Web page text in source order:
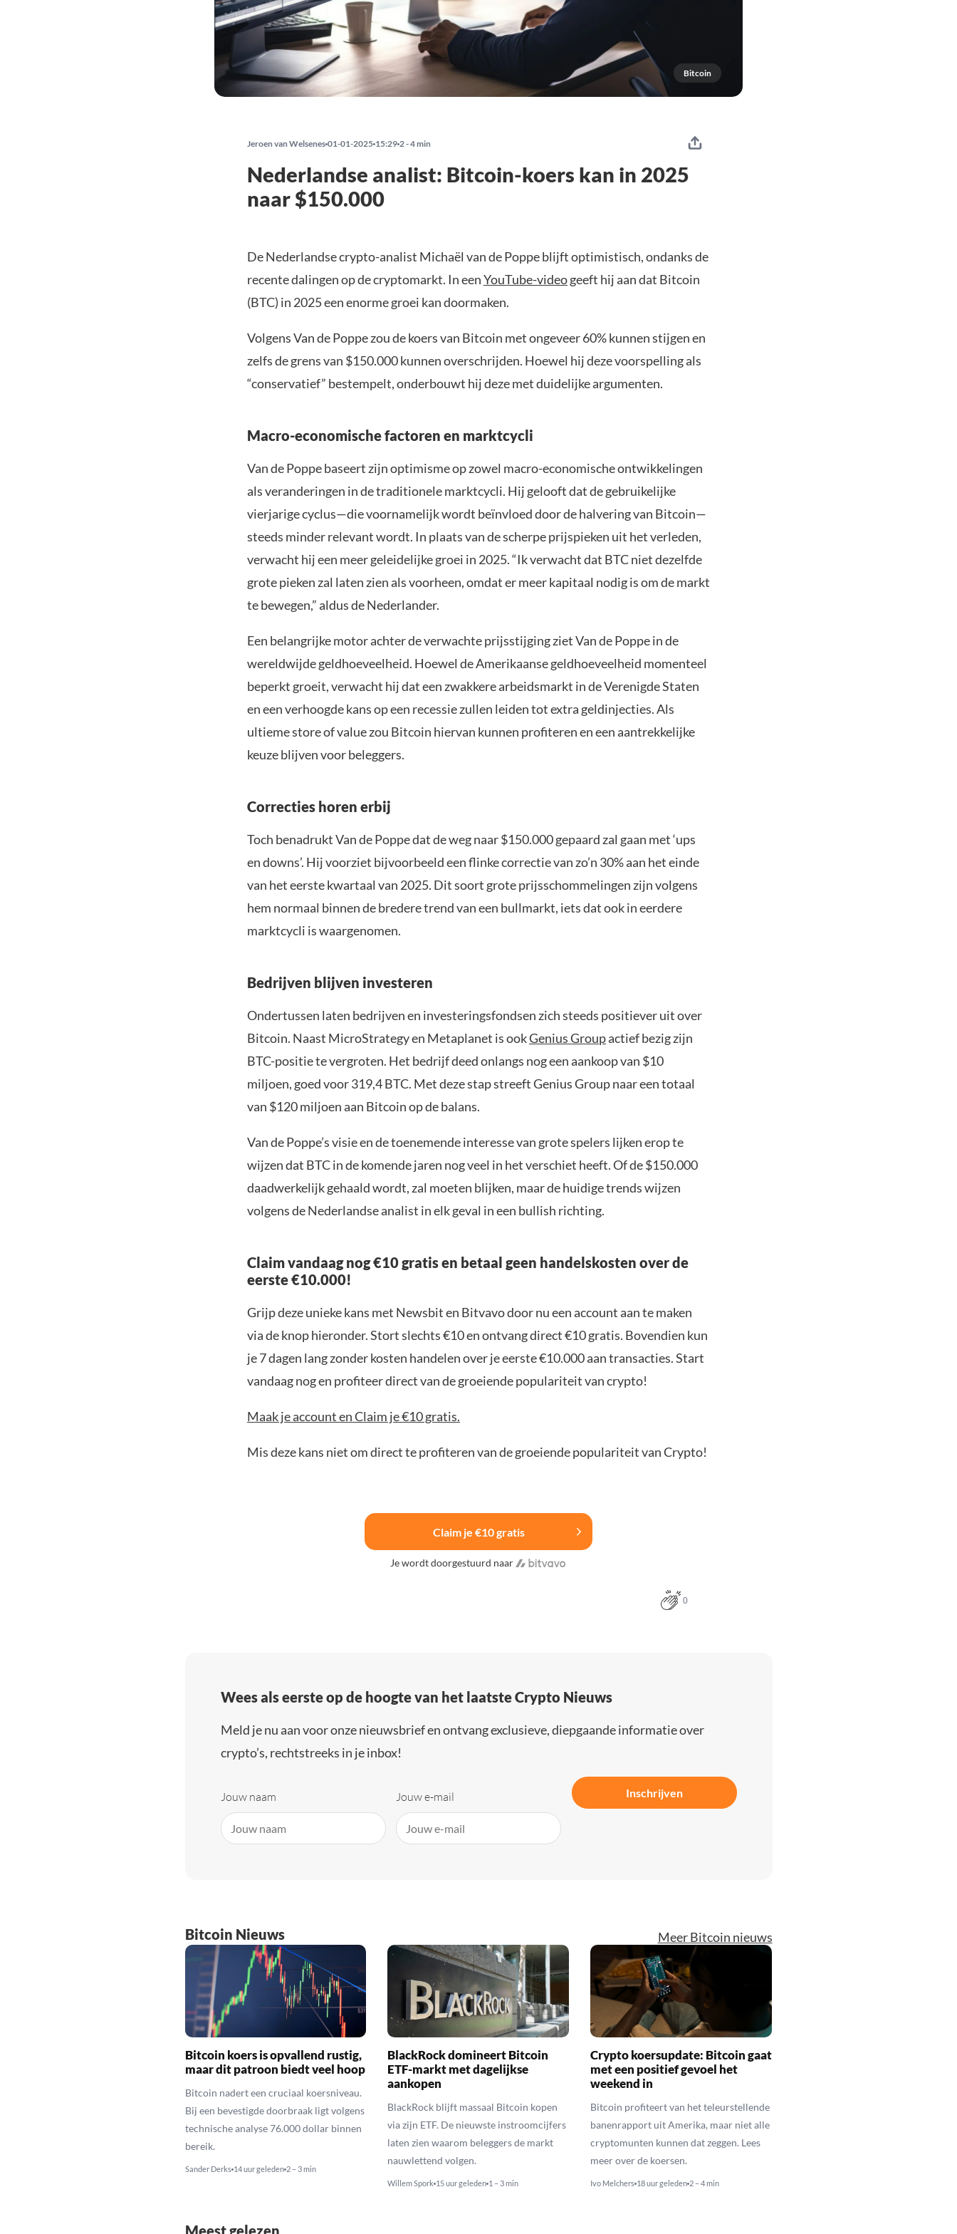
Bitcoin
Jeroen van Welsenes 01-01-2025 15:29 2 - 4 min
Nederlandse analist: Bitcoin-koers kan in 2025
naar $150.000
De Nederlandse crypto-analist Michaël van de Poppe blijft optimistisch, ondanks de
recente dalingen op de cryptomarkt. In eenYouTube-videogeeft hij aan dat Bitcoin
(BTC) in 2025 een enorme groei kan doormaken.
Volgens Van de Poppe zou de koers van Bitcoin met ongeveer 60% kunnen stijgen en
zelfs de grens van $150.000 kunnen overschrijden. Hoewel hij deze voorspelling als
“conservatief” bestempelt, onderbouwt hij deze met duidelijke argumenten.
Macro-economische factoren en marktcycli
Van de Poppe baseert zijn optimisme op zowel macro-economische ontwikkelingen
als veranderingen in de traditionele marktcycli. Hij gelooft dat de gebruikelijke
vierjarige cyclus—die voornamelijk wordt beïnvloed door de halvering van Bitcoin—
steeds minder relevant wordt. In plaats van de scherpe prijspieken uit het verleden,
verwacht hij een meer geleidelijke groei in 2025. “Ik verwacht dat BTC niet dezelfde
grote pieken zal laten zien als voorheen, omdat er meer kapitaal nodig is om de markt
te bewegen,” aldus de Nederlander.
Een belangrijke motor achter de verwachte prijsstijging ziet Van de Poppe in de
wereldwijde geldhoeveelheid. Hoewel de Amerikaanse geldhoeveelheid momenteel
beperkt groeit, verwacht hij dat een zwakkere arbeidsmarkt in de Verenigde Staten
en een verhoogde kans op een recessie zullen leiden tot extra geldinjecties. Als
ultieme store of value zou Bitcoin hiervan kunnen profiteren en een aantrekkelijke
keuze blijven voor beleggers.
Correcties horen erbij
Toch benadrukt Van de Poppe dat de weg naar $150.000 gepaard zal gaan met ‘ups
en downs’. Hij voorziet bijvoorbeeld een flinke correctie van zo’n 30% aan het einde
van het eerste kwartaal van 2025. Dit soort grote prijsschommelingen zijn volgens
hem normaal binnen de bredere trend van een bullmarkt, iets dat ook in eerdere
marktcycli is waargenomen.
Bedrijven blijven investeren
Ondertussen laten bedrijven en investeringsfondsen zich steeds positiever uit over
Bitcoin. Naast MicroStrategy en Metaplanet is ookGenius Groupactief bezig zijn
BTC-positie te vergroten. Het bedrijf deed onlangs nog een aankoop van $10
miljoen, goed voor 319,4 BTC. Met deze stap streeft Genius Group naar een totaal
van $120 miljoen aan Bitcoin op de balans.
Van de Poppe’s visie en de toenemende interesse van grote spelers lijken erop te
wijzen dat BTC in de komende jaren nog veel in het verschiet heeft. Of de $150.000
daadwerkelijk gehaald wordt, zal moeten blijken, maar de huidige trends wijzen
volgens de Nederlandse analist in elk geval in een bullish richting.
Claim vandaag nog €10 gratis en betaal geen handelskosten over de
eerste €10.000!
Grijp deze unieke kans met Newsbit en Bitvavo door nu een account aan te maken
via de knop hieronder. Stort slechts €10 en ontvang direct €10 gratis. Bovendien kun
je 7 dagen lang zonder kosten handelen over je eerste €10.000 aan transacties. Start
vandaag nog en profiteer direct van de groeiende populariteit van crypto!
Maak je account en Claim je €10 gratis.
Mis deze kans niet om direct te profiteren van de groeiende populariteit van Crypto!
Claim je €10 gratis
Je wordt doorgestuurd naar
0
Wees als eerste op de hoogte van het laatste Crypto Nieuws
Meld je nu aan voor onze nieuwsbrief en ontvang exclusieve, diepgaande informatie over
crypto’s, rechtstreeks in je inbox!
Jouw naam Jouw e-mail Inschrijven
Bitcoin Nieuws Meer Bitcoin nieuws
Bitcoin koers is opvallend rustig,
maar dit patroon biedt veel hoop
Bitcoin nadert een cruciaal koersniveau.
Bij een bevestigde doorbraak ligt volgens
technische analyse 76.000 dollar binnen
bereik.
Sander Derks 14 uur geleden 2 – 3 min
BlackRock domineert Bitcoin
ETF-markt met dagelijkse
aankopen
BlackRock blijft massaal Bitcoin kopen
via zijn ETF. De nieuwste instroomcijfers
laten zien waarom beleggers de markt
nauwlettend volgen.
Willem Spork 15 uur geleden 1 – 3 min
Crypto koersupdate: Bitcoin gaat
met een positief gevoel het
weekend in
Bitcoin profiteert van het teleurstellende
banenrapport uit Amerika, maar niet alle
cryptomunten kunnen dat zeggen. Lees
meer over de koersen.
Ivo Melchers 18 uur geleden 2 – 4 min
Meest gelezen